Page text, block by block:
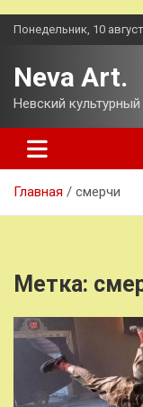
Перейти
Понедельник, 10
Neva Art.
Невский
Главная смерчи
Метка: